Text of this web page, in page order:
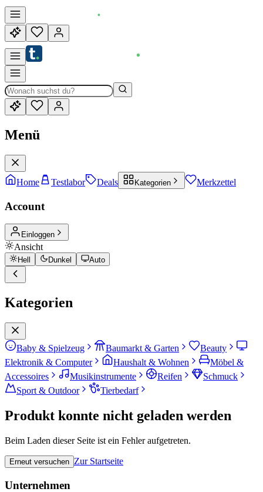
Menü
Home Testlabor Deals Kategorien Merkzettel
Account
Einloggen
Ansicht
Hell Dunkel Auto
Kategorien
Baby & Spielzeug Baumarkt & Garten
Beauty
Elektronik & Computer
Haushalt & Wohnen
Möbel &
Accessoires
Musikinstrumente Reifen
Schmuck
Sport & Outdoor
Tierbedarf
Produkt konnte nicht geladen werden
Beim Laden dieser Seite ist ein Fehler aufgetreten.
Erneut versuchen Zur Startseite
Unternehmen